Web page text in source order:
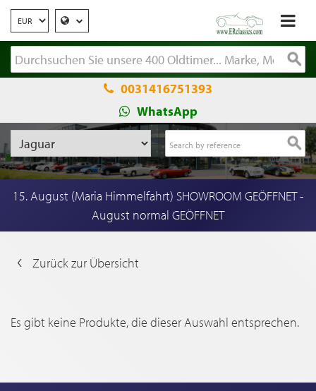
0031416751393
WhatsApp
15. August (Maria Himmelfahrt) SHOWROOM GEÖFFNET -
August normal GEÖFFNET
Zurück zur Übersicht
Es gibt keine Produkte, die dieser Auswahl entsprechen.